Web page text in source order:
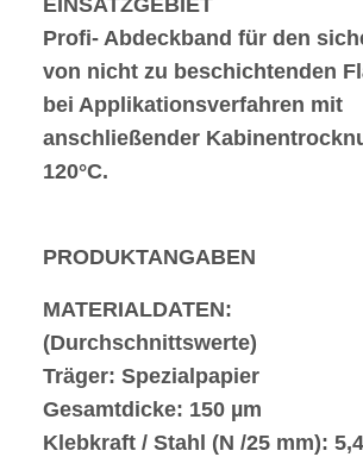
EINSATZGEBIET
Profi- Abdeckband für den
von nicht zu beschichtenden
bei Applikationsverfahren mit
anschließender
120°C.
PRODUKTANGABEN
MATERIALDATEN:
(Durchschnittswerte)
Träger: Spezialpapier
Gesamtdicke: 150 µm
Klebkraft / Stahl (N /25 mm): 5,4